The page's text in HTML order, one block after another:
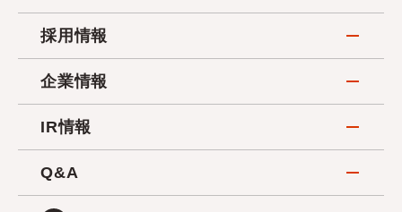
採用情報
企業情報
IR情報
Q&A